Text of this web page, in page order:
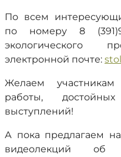
По всем
по номеру 8
экологического
электронной почте:
Желаем
работы,
выступлений!
А пока предлагаем
видеолекций об